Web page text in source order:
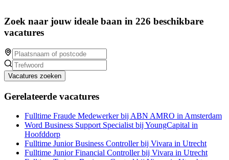
Zoek naar jouw ideale baan in 226 beschikbare
vacatures
Vacatures zoeken
Gerelateerde vacatures
Fulltime Fraude Medewerker bij ABN AMRO in Amsterdam
Word Business Support Specialist bij YoungCapital in
Hoofddorp
Fulltime Junior Business Controller bij Vivara in Utrecht
Fulltime Junior Financial Controller bij Vivara in Utrecht